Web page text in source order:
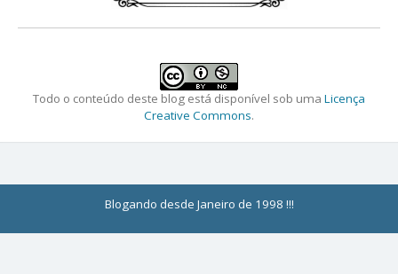
Todo o conteúdo deste blog está disponível sob uma Licença
Creative Commons.
Blogando desde Janeiro de 1998 !!!